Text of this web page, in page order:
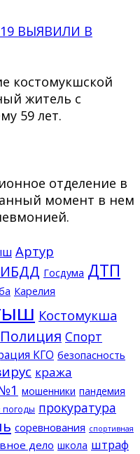
ВЫЯВИЛИ В
костомукшской
житель с
59 лет.
отделение в
момент в нем
Артур
Госдума ДТП
Карелия
Костомукша
Полиция Спорт
КГО безопасность
кража
мошенники пандемия
погоды прокуратура
соревнования спортивная
дело школа штраф